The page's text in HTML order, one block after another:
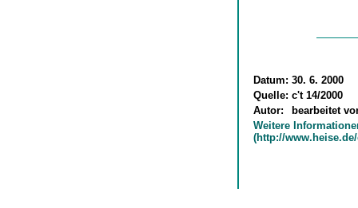
Datum: 30. 6. 2000
Quelle: c't 14/2000
Autor:
bearbeitet
Weitere
(http://www.heise.de/